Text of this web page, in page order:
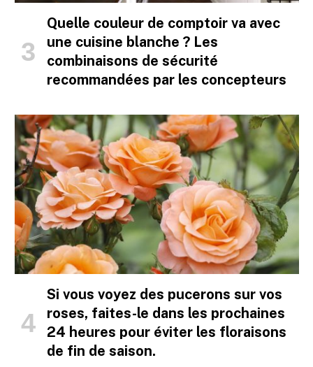
Quelle couleur de comptoir va avec
une cuisine blanche ? Les
combinaisons de sécurité
recommandées par les concepteurs
Si vous voyez des pucerons sur vos
roses, faites-le dans les prochaines
24 heures pour éviter les floraisons
de fin de saison.